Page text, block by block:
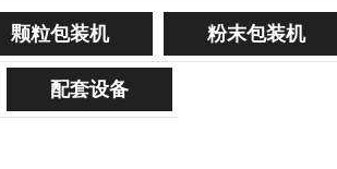
颗粒包装机 粉末包装机
配套设备